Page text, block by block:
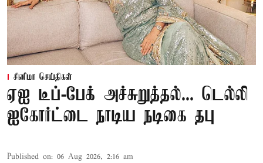
சினிமா செய்திகள்
ஏஐ டீப்-பேக் அச்சுறுத்தல்... டெல்லி
ஐகோர்ட்டை நாடிய நடிகை தபு
Published on: 06 Aug 2026, 2:16 am